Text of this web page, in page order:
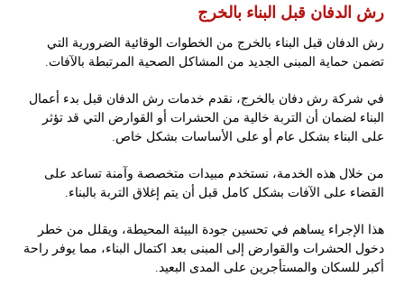
رش الدفان قبل البناء بالخرج
رش الدفان قبل البناء بالخرج من الخطوات الوقائية الضرورية التي
تضمن حماية المبنى الجديد من المشاكل الصحية المرتبطة بالآفات.
في شركة رش دفان بالخرج، نقدم خدمات رش الدفان قبل بدء أعمال
البناء لضمان أن التربة خالية من الحشرات أو القوارض التي قد تؤثر
على البناء بشكل عام أو على الأساسات بشكل خاص.
من خلال هذه الخدمة، نستخدم مبيدات متخصصة وآمنة تساعد على
القضاء على الآفات بشكل كامل قبل أن يتم إغلاق التربة بالبناء.
هذا الإجراء يساهم في تحسين جودة البيئة المحيطة، ويقلل من خطر
دخول الحشرات والقوارض إلى المبنى بعد اكتمال البناء، مما يوفر راحة
أكبر للسكان والمستأجرين على المدى البعيد.